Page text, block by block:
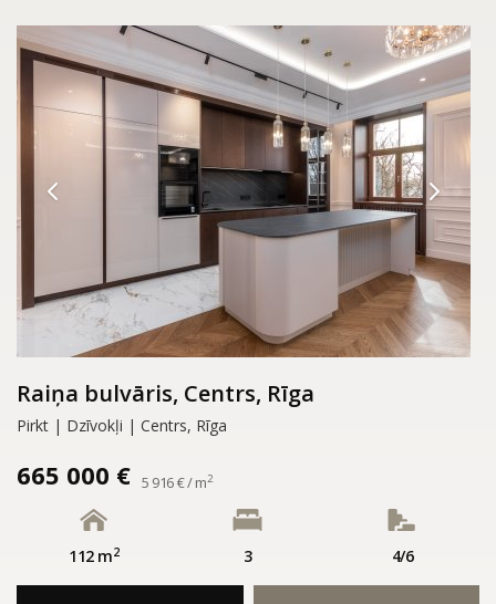
Raiņa bulvāris, Centrs, Rīga
Pirkt | Dzīvokļi | Centrs, Rīga
665 000 € 5 916 € / m2
112 m2 3 4/6